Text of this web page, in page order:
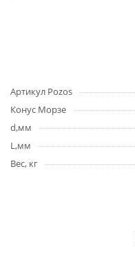
Артикул Pozos
Конус Морзе
d,мм
L,мм
Вес, кг